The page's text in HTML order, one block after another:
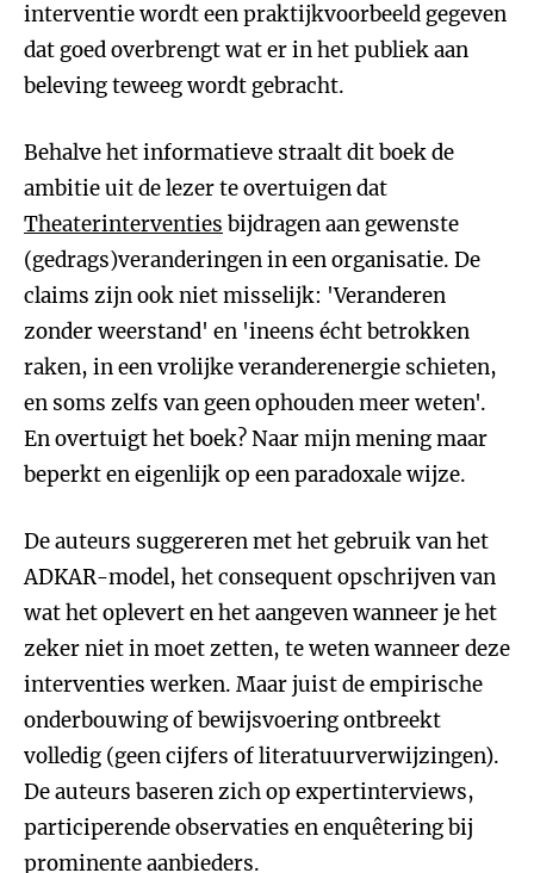
interventie wordt een praktijkvoorbeeld gegeven
dat goed overbrengt wat er in het publiek aan
beleving teweeg wordt gebracht.
Behalve het informatieve straalt dit boek de
ambitie uit de lezer te overtuigen dat
Theaterinterventies bijdragen aan gewenste
(gedrags)veranderingen in een organisatie. De
claims zijn ook niet misselijk: 'Veranderen
zonder weerstand' en 'ineens écht betrokken
raken, in een vrolijke veranderenergie schieten,
en soms zelfs van geen ophouden meer weten'.
En overtuigt het boek? Naar mijn mening maar
beperkt en eigenlijk op een paradoxale wijze.
De auteurs suggereren met het gebruik van het
ADKAR-model, het consequent opschrijven van
wat het oplevert en het aangeven wanneer je het
zeker niet in moet zetten, te weten wanneer deze
interventies werken. Maar juist de empirische
onderbouwing of bewijsvoering ontbreekt
volledig (geen cijfers of literatuurverwijzingen).
De auteurs baseren zich op expertinterviews,
participerende observaties en enquêtering bij
prominente aanbieders.